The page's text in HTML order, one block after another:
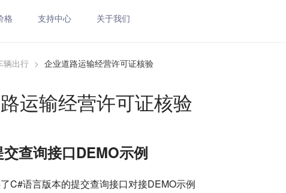
格 支持中心 关于我们
辆出行 > 企业道路运输经营许可证核验
运输经营许可证核验
查询接口DEMO示例
C#语言版本的提交查询接口对接DEMO示例